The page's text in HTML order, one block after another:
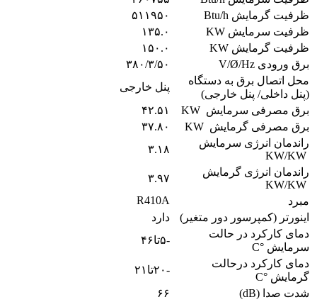
ظرفیت گرمایش Btu/h
۵۱۱۹۵۰
ظرفیت سرمایش KW
۱۳۵.۰
ظرفیت گرمایش KW
۱۵۰.۰
برق ورودی V/Ø/Hz
۳۸۰/۳/۵۰
محل اتصال برق به دستگاه
(پنل داخلی/ پنل خارجی)
پنل خارجی
برق مصرفی سرمایش KW
۴۲.۵۱
برق مصرفی گرمایش KW
۳۷.۸۰
راندمان انرژی سرمایش
۳.۱۸
راندمان انرژی گرمایش
۳.۹۷
مبرد
R410A
اینورتر (کمپرسور دور متغیر)
دارد
دمای کارکرد در حالت
سرمایش °C
-۵تا۴۶
دمای کارکرد درحالت
گرمایش °C
-۲۰تا۲۱
شدت صدا (dB)
۶۶